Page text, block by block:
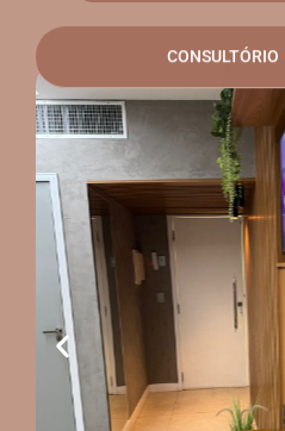
CONSULTÓRIO